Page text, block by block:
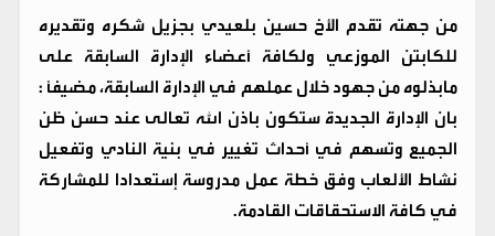
من جهته تقدم الأخ حسين بلعيدي بجزيل شكره وتقديره
للكابتن الموزعي ولكافة أعضاء الإدارة السابقة على
مابذلوه من جهود خلال عملهم في الإدارة السابقة، مضيفاً :
بان الإدارة الجديدة ستكون باذن الله تعالى عند حسن ظن
الجميع وتسهم في أحداث تغيير في بنية النادي وتفعيل
نشاط الألعاب وفق خطة عمل مدروسة إستعدادا للمشاركة
في كافة الاستحقاقات القادمة.